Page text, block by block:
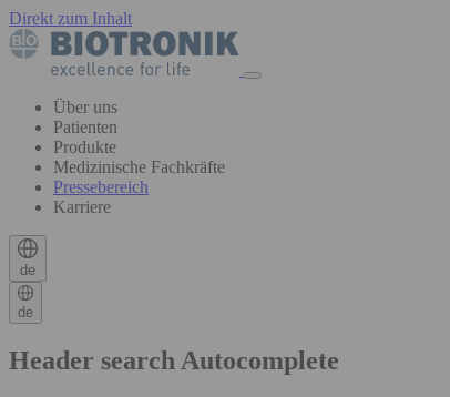
Direkt zum Inhalt
Über uns
Patienten
Produkte
Medizinische Fachkräfte
Pressebereich
Karriere
de
de
Header search Autocomplete